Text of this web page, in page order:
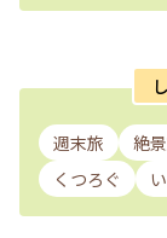
週末旅 絶
くつろぐ